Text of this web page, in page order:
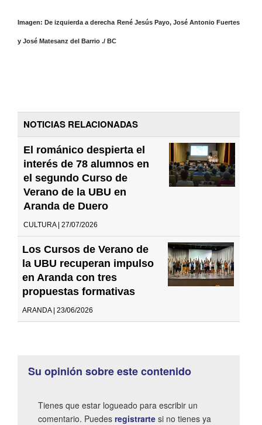
Imagen: De izquierda a derecha René Jesús Payo, José Antonio Fuertes
y José Matesanz del Barrio ./ BC
NOTICIAS RELACIONADAS
El románico despierta el
interés de 78 alumnos en
el segundo Curso de
Verano de la UBU en
Aranda de Duero
CULTURA | 27/07/2026
Los Cursos de Verano de
la UBU recuperan impulso
en Aranda con tres
propuestas formativas
ARANDA | 23/06/2026
Su opinión sobre este contenido
Tienes que estar logueado para escribir un
comentario. Puedes registrarte si no tienes ya